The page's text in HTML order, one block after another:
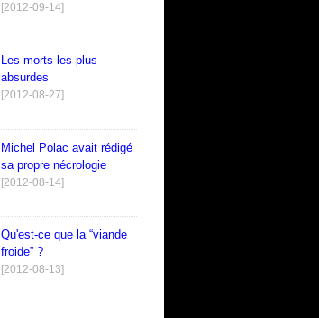
[2012-09-14]
Les morts les plus
absurdes
[2012-08-27]
Michel Polac avait rédigé
sa propre nécrologie
[2012-08-14]
Qu'est-ce que la “viande
froide” ?
[2012-08-13]